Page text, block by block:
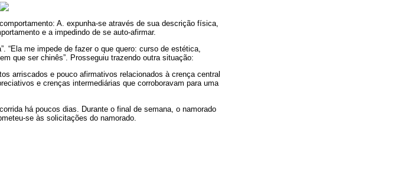
A. expunha-se através de sua descrição física,
e a impedindo de se auto-afirmar.
“Ela me impede de fazer o que quero: curso de estética,
que ser chinês”. Prosseguiu trazendo outra situação:
arriscados e pouco afirmativos relacionados à crença central
e crenças intermediárias que corroboravam para uma
há poucos dias. Durante o final de semana, o namorado
se às solicitações do namorado.